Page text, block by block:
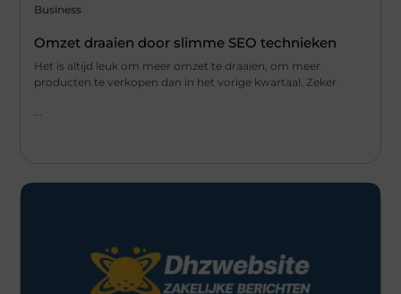
Business
Omzet draaien door slimme SEO technieken
Het is altijd leuk om meer omzet te draaien, om meer
producten te verkopen dan in het vorige kwartaal. Zeker